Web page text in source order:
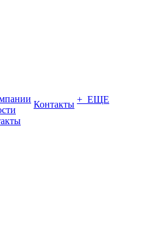
Контакты + ЕЩЕ